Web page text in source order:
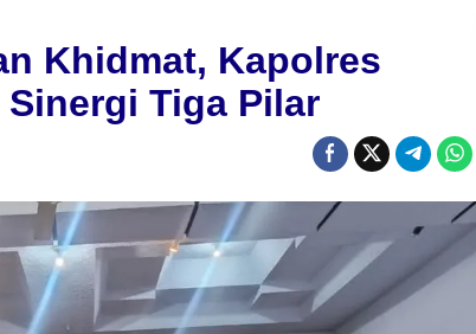
Khidmat, Kapolres
Tiga Pilar